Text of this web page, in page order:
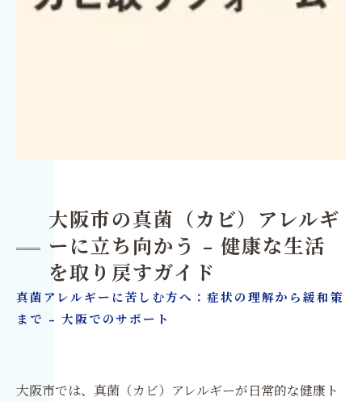
大阪市の真菌（カビ）アレルギ
ーに立ち向かう - 健康な生活
を取り戻すガイド
真菌アレルギーに苦しむ方へ：症状の理解から緩和策
まで - 大阪でのサポート
大阪市では、真菌（カビ）アレルギーが日常的な健康ト